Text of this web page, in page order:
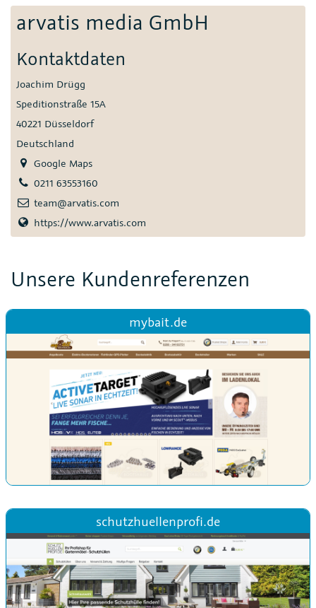
arvatis media GmbH
Kontaktdaten
Joachim Drügg
Speditionstraße 15A
40221 Düsseldorf
Deutschland
Google Maps
0211 63553160
team@arvatis.com
https://www.arvatis.com
Unsere Kundenreferenzen
mybait.de
schutzhuellenprofi.de